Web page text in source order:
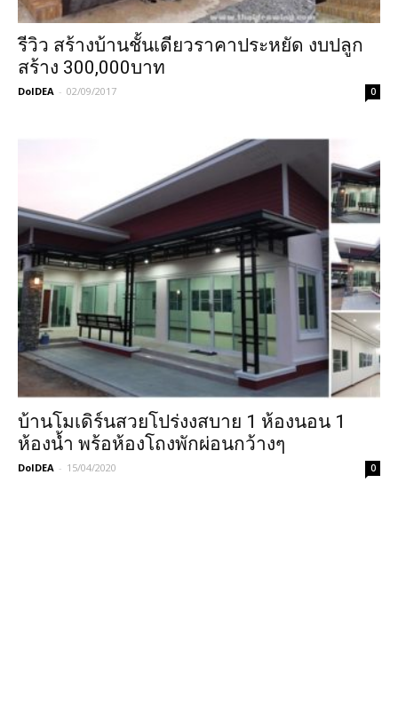
รีวิว สร้างบ้านชั้นเดียวราคาประหยัด งบปลูก
สร้าง 300,000บาท
DoIDEA - 02/09/2017 0
บ้านโมเดิร์นสวยโปร่งงสบาย 1 ห้องนอน 1
ห้องน้ำ พร้อห้องโถงพักผ่อนกว้างๆ
DoIDEA - 15/04/2020 0